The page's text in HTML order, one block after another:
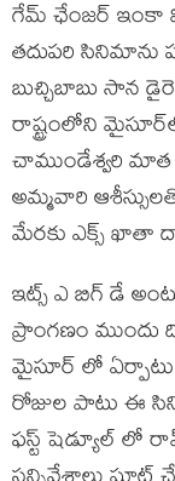
గేమ్ ఛేంజ‌ర్ ఇంకా
త‌దుప‌రి సినిమాను
బుచ్చిబాబు సాన
రాష్ట్రంలోని
చాముండేశ్వరి మాత
అమ్మవారి
మేర‌కు ఎక్స్ ఖాతా
ఇట్స్ ఎ బిగ్ డే
ప్రాంగ‌ణం ముందు
మైసూర్ లో
రోజుల పాటు ఈ
ఫ‌స్ట్ షెడ్యూల్ లో